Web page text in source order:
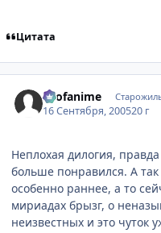
Цитата
allofanime
16 Сентября, 200520 г
Неплохая дилогия,
больше понравился. А
особенно раннее, а то
мириадах брызг, о
неизвестных и это чуток